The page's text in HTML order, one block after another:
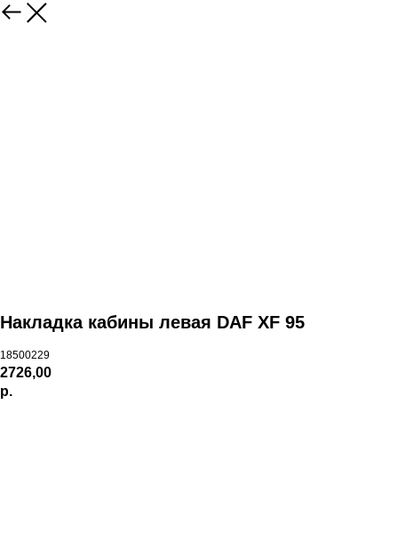
Накладка кабины левая DAF XF 95
18500229
2726,00
р.